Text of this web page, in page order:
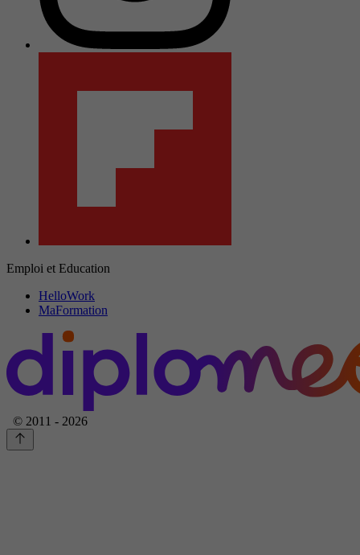
Emploi et Education
HelloWork
MaFormation
© 2011 - 2026